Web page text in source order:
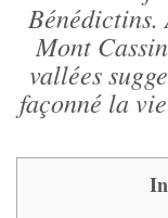
Bénédictins.
Mont
vallées
façonné la